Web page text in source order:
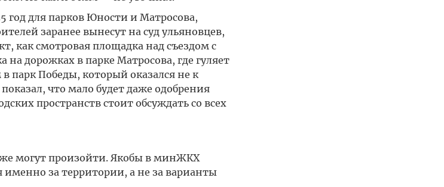
год для парков Юности и Матросова,
заранее вынесут на суд ульяновцев,
как смотровая площадка над съездом с
дорожках в парке Матросова, где гуляет
парк Победы, который оказался не к
что мало будет даже одобрения
пространств стоит обсуждать со всех
могут произойти. Якобы в минЖКХ
за территории, а не за варианты